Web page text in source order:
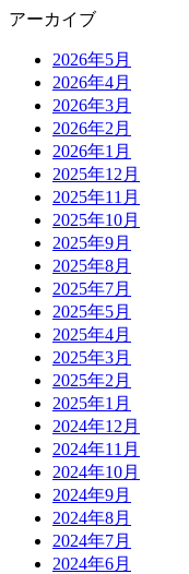
アーカイブ
2026年5月
2026年4月
2026年3月
2026年2月
2026年1月
2025年12月
2025年11月
2025年10月
2025年9月
2025年8月
2025年7月
2025年5月
2025年4月
2025年3月
2025年2月
2025年1月
2024年12月
2024年11月
2024年10月
2024年9月
2024年8月
2024年7月
2024年6月